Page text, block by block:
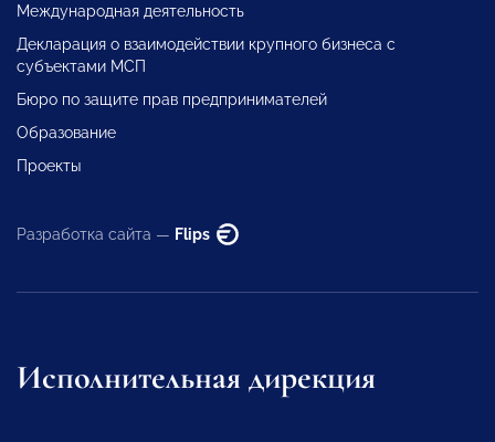
Международная деятельность
Декларация о взаимодействии крупного бизнеса с
субъектами МСП
Бюро по защите прав предпринимателей
Образование
Проекты
Разработка сайта — Flips
Исполнительная дирекция